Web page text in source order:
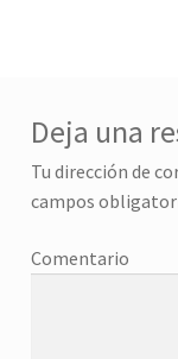
Deja una
Tu dirección de
campos
Comentario